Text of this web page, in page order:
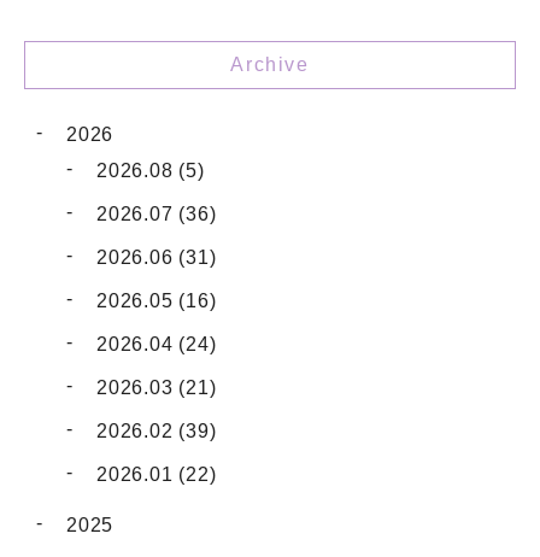
Archive
2026
2026.08 (5)
2026.07 (36)
2026.06 (31)
2026.05 (16)
2026.04 (24)
2026.03 (21)
2026.02 (39)
2026.01 (22)
2025